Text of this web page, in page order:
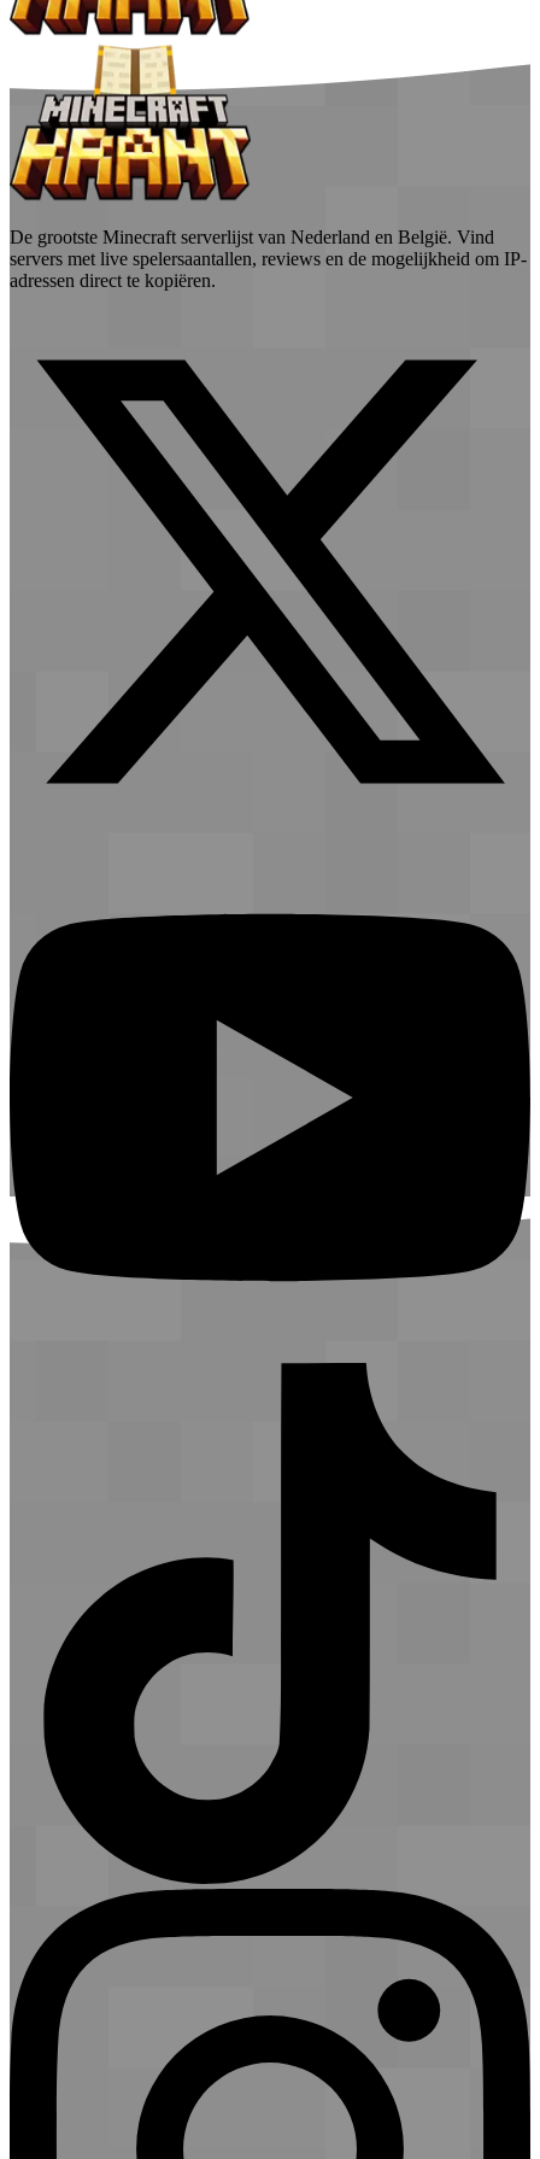
De grootste Minecraft serverlijst van Nederland en België. Vind
servers met live spelersaantallen, reviews en de mogelijkheid om IP-
adressen direct te kopiëren.